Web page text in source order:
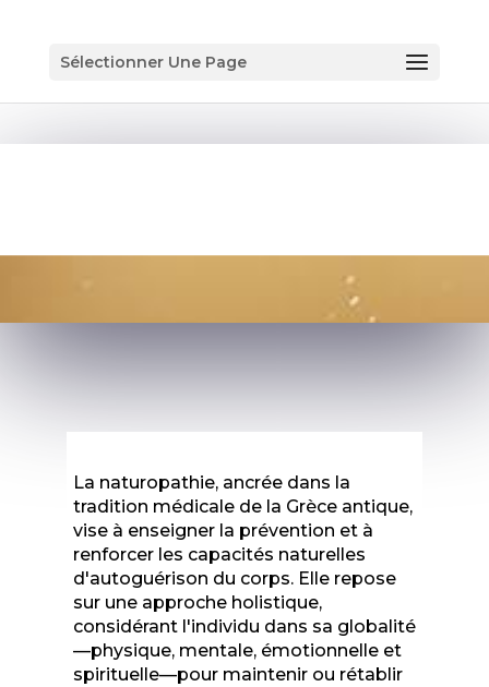
Sélectionner Une Page
La naturopathie, ancrée dans la
tradition médicale de la Grèce antique,
vise à enseigner la prévention et à
renforcer les capacités naturelles
d'autoguérison du corps. Elle repose
sur une approche holistique,
considérant l'individu dans sa globalité
—physique, mentale, émotionnelle et
spirituelle—pour maintenir ou rétablir